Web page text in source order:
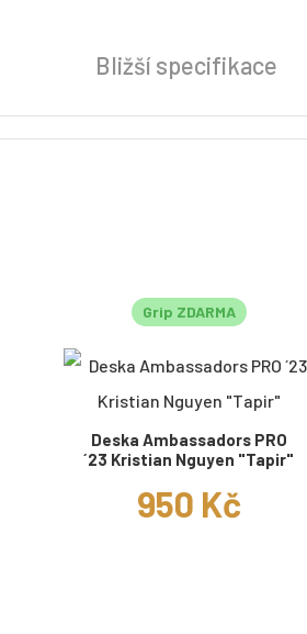
Bližší specifikace
Grip ZDARMA
Deska Ambassadors PRO
´23 Kristian Nguyen "Tapir"
950 Kč